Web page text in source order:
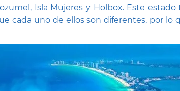
, Isla Mujeres y Holbox. Este
cada uno de ellos son diferentes, por lo